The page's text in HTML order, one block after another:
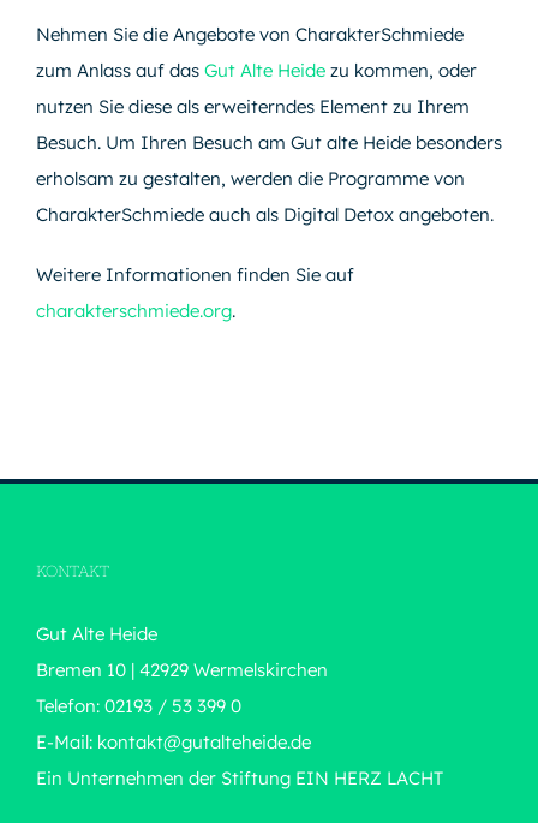
Nehmen Sie die Angebote von CharakterSchmiede
zum Anlass auf das Gut Alte Heide zu kommen, oder
nutzen Sie diese als erweiterndes Element zu Ihrem
Besuch. Um Ihren Besuch am Gut alte Heide besonders
erholsam zu gestalten, werden die Programme von
CharakterSchmiede auch als Digital Detox angeboten.
Weitere Informationen finden Sie auf
charakterschmiede.org.
KONTAKT
Gut Alte Heide
Bremen 10 | 42929 Wermelskirchen
Telefon: 02193 / 53 399 0
E-Mail: kontakt@gutalteheide.de
Ein Unternehmen der Stiftung EIN HERZ LACHT